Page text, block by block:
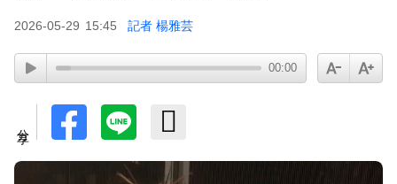
2026-05-29 15:45 記者 楊雅芸
00:00